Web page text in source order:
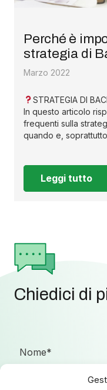
Perché è
strategia di
Marzo 2022
STRATEGIA DI
In questo articolo
frequenti sulla
quando e,
Leggi tutto
Chiedici di